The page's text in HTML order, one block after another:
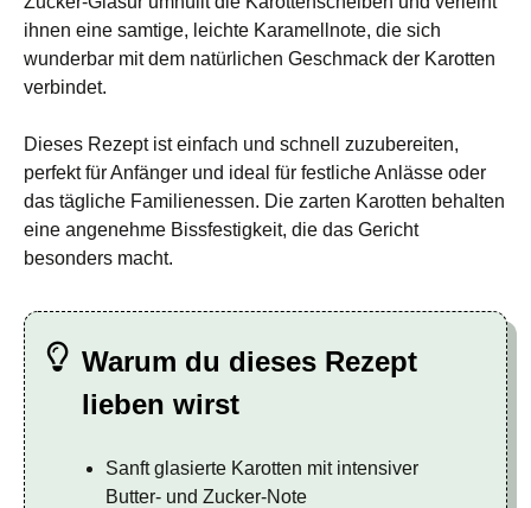
ihnen eine samtige, leichte Karamellnote, die sich
wunderbar mit dem natürlichen Geschmack der Karotten
verbindet.
Dieses Rezept ist einfach und schnell zuzubereiten,
perfekt für Anfänger und ideal für festliche Anlässe oder
das tägliche Familienessen. Die zarten Karotten behalten
eine angenehme Bissfestigkeit, die das Gericht
besonders macht.
Warum du dieses Rezept
lieben wirst
Sanft glasierte Karotten mit intensiver
Butter- und Zucker-Note